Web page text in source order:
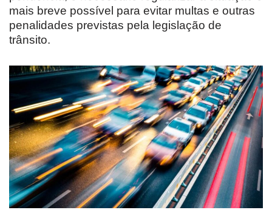
mais breve possível para evitar multas e outras
penalidades previstas pela legislação de
trânsito.